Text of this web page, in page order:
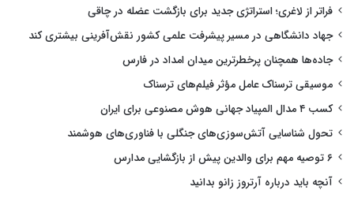
فراتر از لاغری؛ استراتژی جدید برای بازگشت عضله در چاقی
جهاد دانشگاهی در مسیر پیشرفت علمی کشور نقش‌آفرینی بیشتری کند
جاده‌ها همچنان پرخطرترین میدان امداد در فارس
موسیقی ترسناک عامل مؤثر فیلم‌های ترسناک
کسب ۴ مدال المپیاد جهانی هوش مصنوعی برای ایران
تحول شناسایی آتش‌سوزی‌های جنگلی با فناوری‌های هوشمند
۶ توصیه مهم برای والدین پیش از بازگشایی مدارس
آنچه باید درباره آرتروز زانو بدانید